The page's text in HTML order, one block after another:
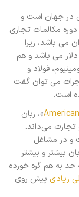
در جهان است و
مکالمات تجاری
می باشد، زیرا
چین سالانه بیش از ۱۰ میلیارد دلار می باشد و هم
فولاد و
می توان گفت
است.
»، زبان
تجارت می‌داند.
و در مشاغل
بیشتر و بیشتر
حد به هم گره خورده
زیادی پیش روی